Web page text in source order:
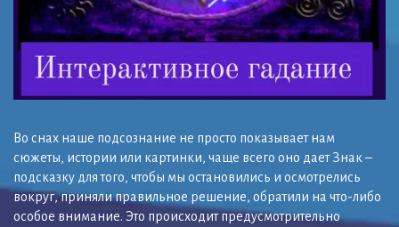
Во снах наше подсознание не просто показывает нам
сюжеты, истории или картинки, чаще всего оно дает Знак –
подсказку для того, чтобы мы остановились и осмотрелись
вокруг, приняли правильное решение, обратили на что-либо
особое внимание. Это происходит предусмотрительно